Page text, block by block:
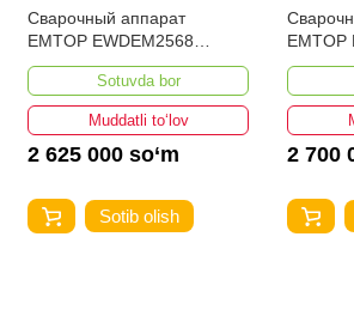
Напряжение питающей сети (В)
Kategoriya Сварочные
Сварочный аппарат
EMTOP EWDEM2568
MMA/TIG Lift
Sotuvda bor
Muddatli to‘lov
2 625 000 so‘m
Sotib olish
EMTOP
2 700